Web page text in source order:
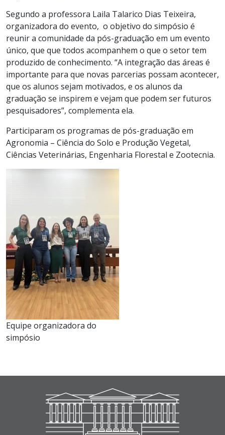
Segundo a professora Laila Talarico Dias Teixeira,
organizadora do evento, o objetivo do simpósio é
reunir a comunidade da pós-graduação em um evento
único, que que todos acompanhem o que o setor tem
produzido de conhecimento. “A integração das áreas é
importante para que novas parcerias possam acontecer,
que os alunos sejam motivados, e os alunos da
graduação se inspirem e vejam que podem ser futuros
pesquisadores”, complementa ela.
Participaram os programas de pós-graduação em
Agronomia – Ciência do Solo e Produção Vegetal,
Ciências Veterinárias, Engenharia Florestal e Zootecnia.
Equipe organizadora do
simpósio